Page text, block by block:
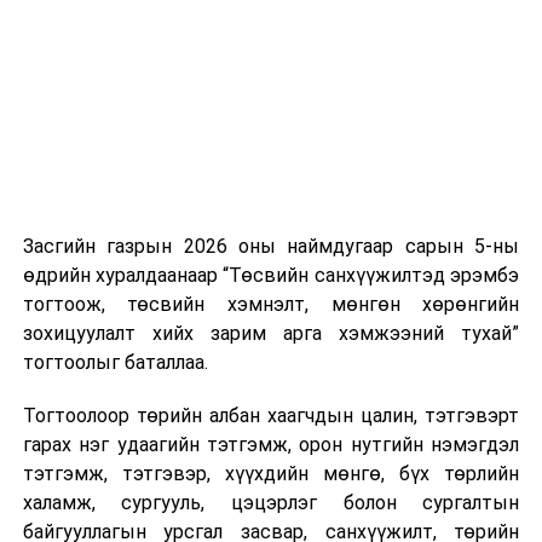
Шинэ хууль Францын зах зээлд үйлчилдэг гадаадын
дуудлагын төвүүдэд нөлөөлөхөөр байна. Тухайлбал,
Мароккогийн дуудлагын төвүүдийн орлогын 80 гаруй
хувь Францын зах зээлээс бүрддэг бөгөөд тус улсын
40–50 мянган ажлын байр эрсдэлд орж болзошгүйг
Засгийн газрын 2026 оны наймдугаар сарын 5-ны
өдрийн хуралдаанаар “Төсвийн санхүүжилтэд эрэмбэ
тогтоож, төсвийн хэмнэлт, мөнгөн хөрөнгийн
зохицуулалт хийх зарим арга хэмжээний тухай”
тогтоолыг баталлаа.
Тогтоолоор төрийн албан хаагчдын цалин, тэтгэвэрт
гарах нэг удаагийн тэтгэмж, орон нутгийн нэмэгдэл
тэтгэмж, тэтгэвэр, хүүхдийн мөнгө, бүх төрлийн
халамж, сургууль, цэцэрлэг болон сургалтын
байгууллагын урсгал засвар, санхүүжилт, төрийн